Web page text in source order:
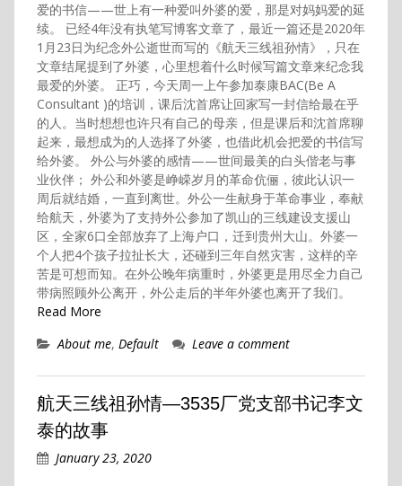
爱的书信——世上有一种爱叫外婆的爱，那是对妈妈爱的延
续。 已经4年没有执笔写博客文章了，最近一篇还是2020年
1月23日为纪念外公逝世而写的《航天三线祖孙情》，只在
文章结尾提到了外婆，心里想着什么时候写篇文章来纪念我
最爱的外婆。 正巧，今天周一上午参加泰康BAC(Be A
Consultant )的培训，课后沈首席让回家写一封信给最在乎
的人。当时想想也许只有自己的母亲，但是课后和沈首席聊
起来，最想成为的人选择了外婆，也借此机会把爱的书信写
给外婆。 外公与外婆的感情——世间最美的白头偕老与事
业伙伴； 外公和外婆是峥嵘岁月的革命伉俪，彼此认识一
周后就结婚，一直到离世。外公一生献身于革命事业，奉献
给航天，外婆为了支持外公参加了凯山的三线建设支援山
区，全家6口全部放弃了上海户口，迁到贵州大山。外婆一
个人把4个孩子拉扯长大，还碰到三年自然灾害，这样的辛
苦是可想而知。在外公晚年病重时，外婆更是用尽全力自己
带病照顾外公离开，外公走后的半年外婆也离开了我们。
Read More
About me, Default Leave a comment
航天三线祖孙情—3535厂党支部书记李文
泰的故事
January 23, 2020